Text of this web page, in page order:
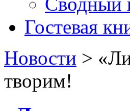
Гостевая
Новости >
творим!